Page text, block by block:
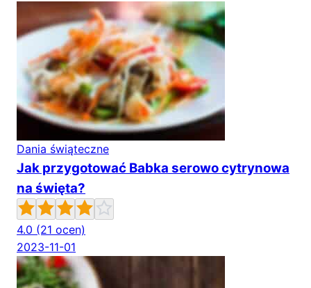
Dania świąteczne
Jak przygotować Babka serowo cytrynowa
na święta?
4.0 (21 ocen)
2023-11-01